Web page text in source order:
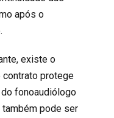
após o
existe o
contrato protege
fonoaudiólogo
pode ser